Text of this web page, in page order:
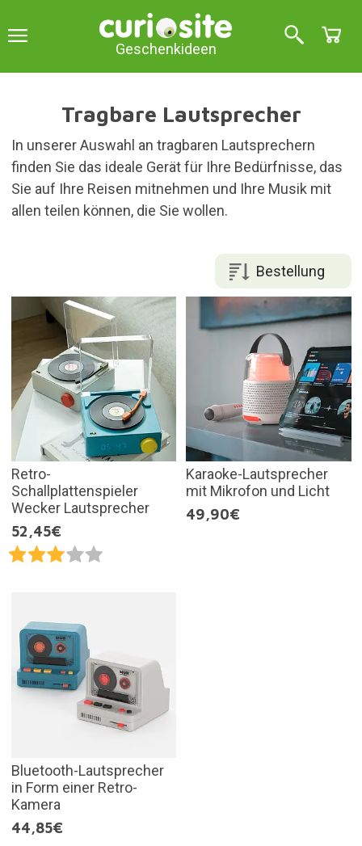
Geschenkideen
Tragbare Lautsprecher
In unserer Auswahl an tragbaren Lautsprechern
finden Sie das ideale Gerät für Ihre Bedürfnisse, das
Sie auf Ihre Reisen mitnehmen und Ihre Musik mit
allen teilen können, die Sie wollen.
Bestellung
Retro-
Schallplattenspieler
Wecker Lautsprecher
52,45€
Karaoke-Lautsprecher
mit Mikrofon und Licht
49,90€
Bluetooth-Lautsprecher
in Form einer Retro-
Kamera
44,85€